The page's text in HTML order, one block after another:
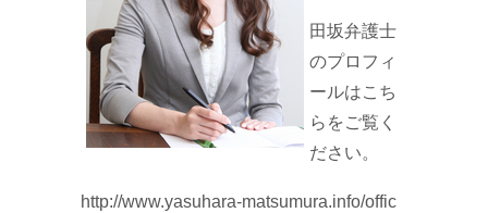
田坂弁護士
のプロフィ
ールはこち
らをご覧く
ださい。
http://www.yasuhara-matsumura.info/offic